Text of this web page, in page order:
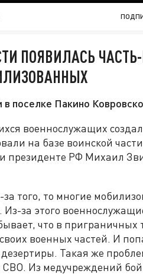
ПОЯВИЛАСЬ
поселке Пакино
военнослужащих
на базе воинской
президенте РФ Михаил
того, то многие
за этого
что в
военных частей. И
Такая же
Из медучреждений